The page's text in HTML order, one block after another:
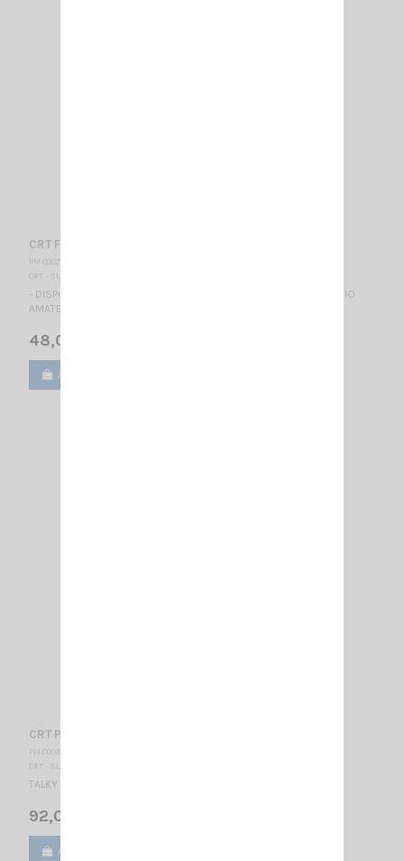
CRT FP 00 CAMO
PM 000778
CRT - SUPERSTAR
- DISPONIBLE - *** COULEUR CAMOUFLAGE *** TALKY WALKY RADIO
AMATEUR BIBANDE - AFFICHEUR BLEU MULTICOULEURS
48,00 €
Ajouter au panier
CRT P2N2 HAM
PM 000915
CRT - SUPERSTAR
TALKY WALKY RADIO AMATEUR VHF
92,00 €
Ajouter au panier